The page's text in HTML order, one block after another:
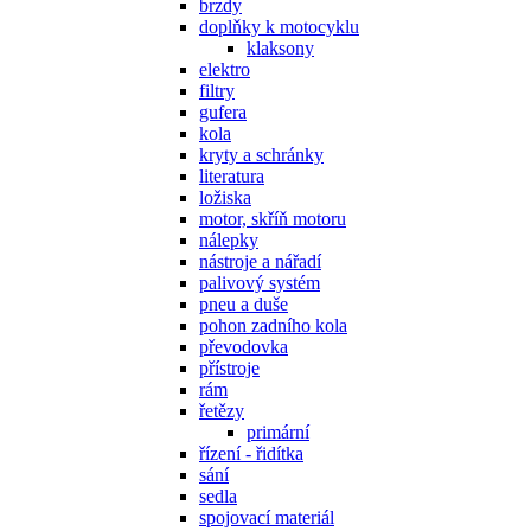
brzdy
doplňky k motocyklu
klaksony
elektro
filtry
gufera
kola
kryty a schránky
literatura
ložiska
motor, skříň motoru
nálepky
nástroje a nářadí
palivový systém
pneu a duše
pohon zadního kola
převodovka
přístroje
rám
řetězy
primární
řízení - řidítka
sání
sedla
spojovací materiál